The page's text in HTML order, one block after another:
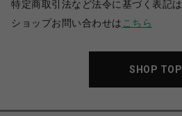
特定商取引法など法令に基づく表記は
ショップお問い合わせは こちら
SHOP TOP